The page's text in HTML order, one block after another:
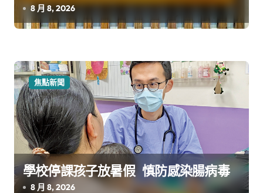
8 月 8, 2026
焦點新聞
學校停課孩子放暑假 慎防感染腸病毒
8 月 8, 2026